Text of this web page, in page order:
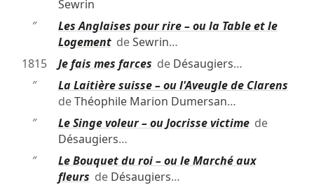
Sewrin
″
Les Anglaises pour rire – ou la Table et le
LogementdeSewrin…
1815
Je fais mes farces de Désaugiers…
″
La Laitière suisse – ou l'Aveugle de Clarens
deThéophile Marion Dumersan…
″
Le Singe voleur – ou Jocrisse victimede
Désaugiers…
″
Le Bouquet du roi – ou le Marché aux
fleurs de Désaugiers…